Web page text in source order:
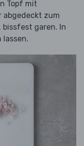
Topf mit
abgedeckt zum
bissfest garen. In
lassen.